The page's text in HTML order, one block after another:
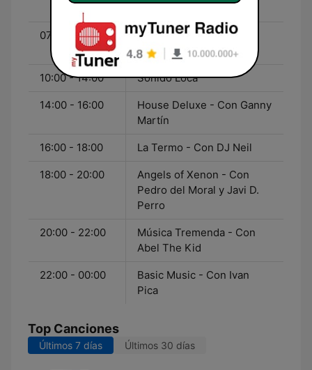
Kike Vallés
07:00 - 10:00
Loca Singer Mornings -
Con Patty Blázquez
10:00 - 14:00 Sonido Loca
14:00 - 16:00
House Deluxe - Con Ganny
Martín
16:00 - 18:00 La Termo - Con DJ Neil
18:00 - 20:00
Angels of Xenon - Con
Pedro del Moral y Javi D.
Perro
20:00 - 22:00
Música Tremenda - Con
Abel The Kid
22:00 - 00:00
Basic Music - Con Ivan
Pica
Top Canciones
Últimos 7 días Últimos 30 días